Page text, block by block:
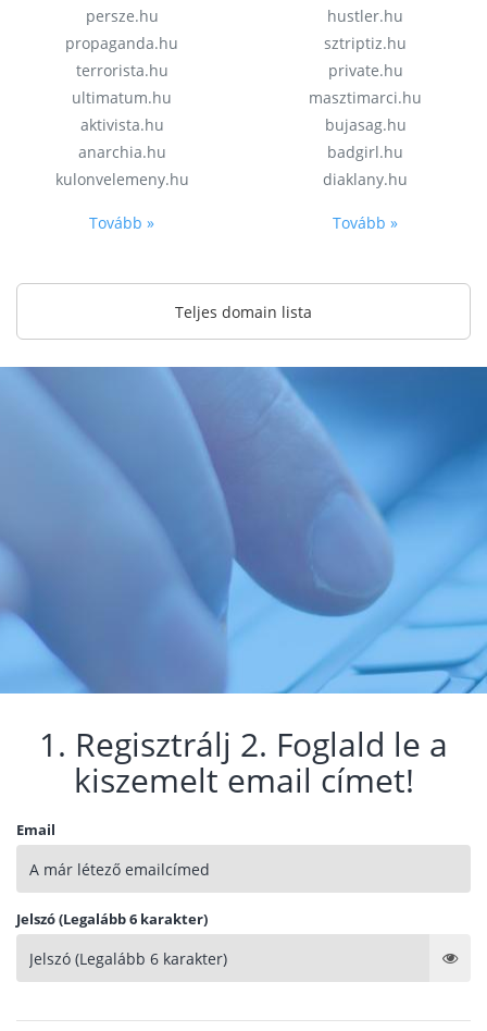
persze.hu
propaganda.hu
terrorista.hu
ultimatum.hu
aktivista.hu
anarchia.hu
kulonvelemeny.hu
Tovább »
hustler.hu
sztriptiz.hu
private.hu
masztimarci.hu
bujasag.hu
badgirl.hu
diaklany.hu
Tovább »
Teljes domain lista
1. Regisztrálj 2. Foglald le a
kiszemelt email címet!
Email
Jelszó (Legalább 6 karakter)